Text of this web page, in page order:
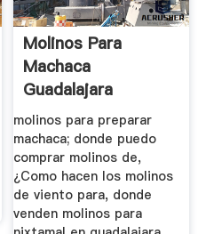
Molinos Para
Machaca
Guadalajara
molinos para preparar
machaca; donde puedo
comprar molinos de,
¿Como hacen los molinos
de viento para, donde
venden molinos para